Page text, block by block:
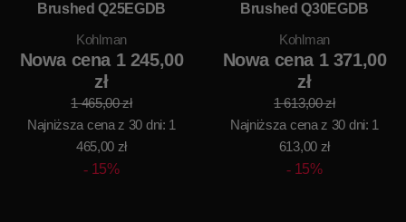
Brushed Q25EGDB
Kohlman
Nowa cena 1 245,00
zł
1 465,00 zł
Najniższa cena z 30 dni: 1
465,00 zł
15%
Brushed Q30EGDB
Kohlman
Nowa cena 1 371,00
zł
1 613,00 zł
Najniższa cena z 30 dni: 1
613,00 zł
15%